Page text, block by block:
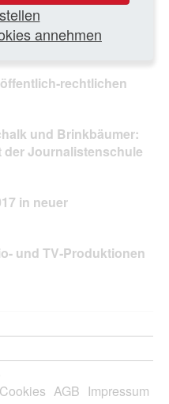
in Fake News
und Brinkbäumer:
Journalistenschule
in neuer
und TV‑Produktionen
Cookies AGB Impressum
annehmen